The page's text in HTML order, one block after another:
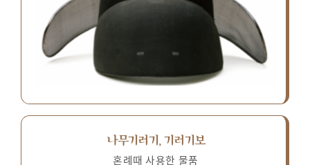
나무기러기, 기러기보
혼례때 사용한 물품